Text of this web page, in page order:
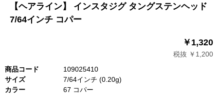
【ヘアライン】 インスタジグ タングステンヘッド
7/64インチ コパー
￥1,320
税抜 ￥1,200
商品コード
109025410
サイズ
7/64インチ (0.20g)
カラー
67 コパー